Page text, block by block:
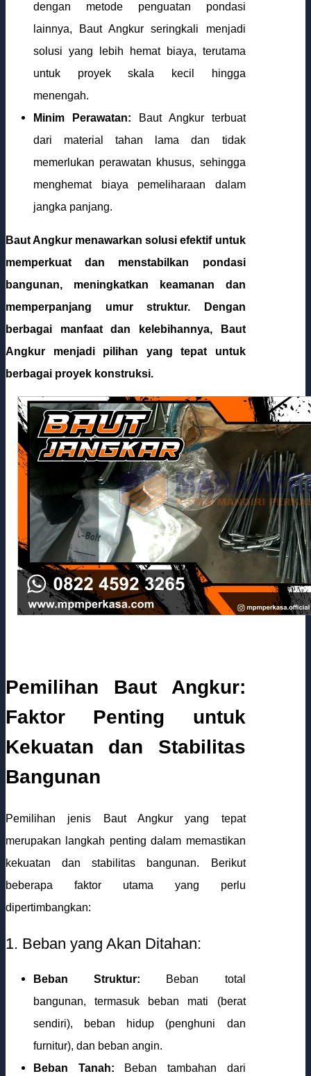
dengan metode penguatan pondasi
lainnya, Baut Angkur seringkali menjadi
solusi yang lebih hemat biaya, terutama
untuk proyek skala kecil hingga
menengah.
Minim Perawatan: Baut Angkur terbuat
dari material tahan lama dan tidak
memerlukan perawatan khusus, sehingga
menghemat biaya pemeliharaan dalam
jangka panjang.
Baut Angkur menawarkan solusi efektif untuk
memperkuat dan menstabilkan pondasi
bangunan, meningkatkan keamanan dan
memperpanjang umur struktur. Dengan
berbagai manfaat dan kelebihannya, Baut
Angkur menjadi pilihan yang tepat untuk
berbagai proyek konstruksi.
Pemilihan Baut Angkur:
Faktor Penting untuk
Kekuatan dan Stabilitas
Bangunan
Pemilihan jenis Baut Angkur yang tepat
merupakan langkah penting dalam memastikan
kekuatan dan stabilitas bangunan. Berikut
beberapa faktor utama yang perlu
dipertimbangkan:
1. Beban yang Akan Ditahan:
Beban Struktur: Beban total
bangunan, termasuk beban mati (berat
sendiri), beban hidup (penghuni dan
furnitur), dan beban angin.
Beban Tanah: Beban tambahan dari